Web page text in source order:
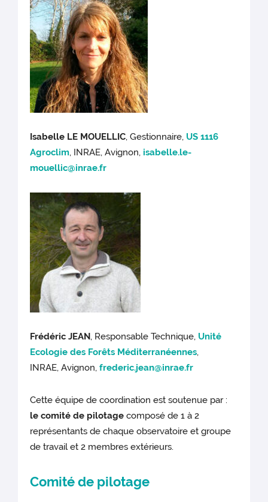
Isabelle LE MOUELLIC, Gestionnaire, US 1116
Agroclim, INRAE, Avignon, isabelle.le-
mouellic@inrae.fr
Frédéric JEAN, Responsable Technique, Unité
Ecologie des Forêts Méditerranéennes,
INRAE, Avignon,frederic.jean@inrae.fr
Cette équipe de coordination est soutenue par :
le comité de pilotage composé de 1 à 2
représentants de chaque observatoire et groupe
de travail et 2 membres extérieurs.
Comité de pilotage